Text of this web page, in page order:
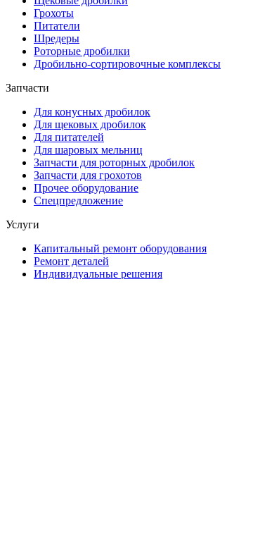
Грохоты
Питатели
Шредеры
Роторные дробилки
Дробильно-сортировочные комплексы
Запчасти
Для конусных дробилок
Для щековых дробилок
Для питателей
Для шаровых мельниц
Запчасти для роторных дробилок
Запчасти для грохотов
Прочее оборудование
Спецпредложение
Услуги
Капитальный ремонт оборудования
Ремонт деталей
Индивидуальные решения